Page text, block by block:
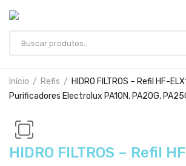
Início Refis
HIDRO FILTROS – Refil HF-
Purificadores Electrolux PA10N, PA20G,
HIDRO FILTROS – Refil